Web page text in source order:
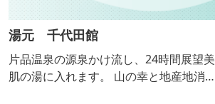
湯元 千代田館
片品温泉の源泉かけ流し、24時間展望美
肌の湯に入れます。 山の幸と地産地消で